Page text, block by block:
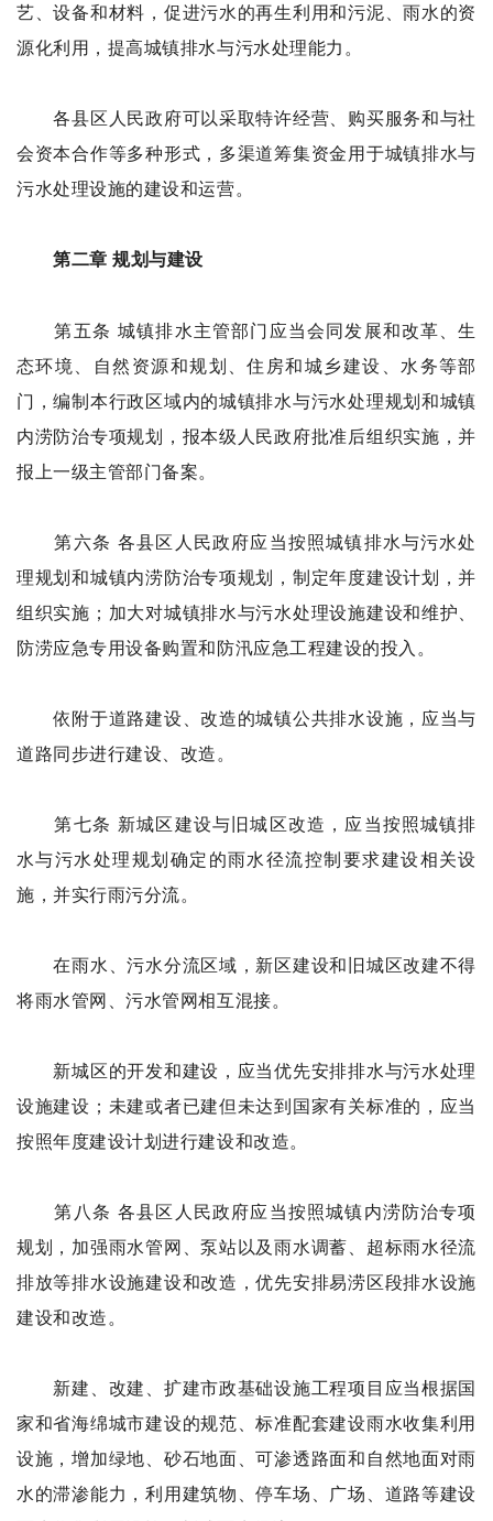
艺、设备和材料，促进污水的再生利用和污泥、雨水的资
源化利用，提高城镇排水与污水处理能力。
各县区人民政府可以采取特许经营、购买服务和与社
会资本合作等多种形式，多渠道筹集资金用于城镇排水与
污水处理设施的建设和运营。
第二章 规划与建设
第五条 城镇排水主管部门应当会同发展和改革、生
态环境、自然资源和规划、住房和城乡建设、水务等部
门，编制本行政区域内的城镇排水与污水处理规划和城镇
内涝防治专项规划，报本级人民政府批准后组织实施，并
报上一级主管部门备案。
第六条 各县区人民政府应当按照城镇排水与污水处
理规划和城镇内涝防治专项规划，制定年度建设计划，并
组织实施；加大对城镇排水与污水处理设施建设和维护、
防涝应急专用设备购置和防汛应急工程建设的投入。
依附于道路建设、改造的城镇公共排水设施，应当与
道路同步进行建设、改造。
第七条 新城区建设与旧城区改造，应当按照城镇排
水与污水处理规划确定的雨水径流控制要求建设相关设
施，并实行雨污分流。
在雨水、污水分流区域，新区建设和旧城区改建不得
将雨水管网、污水管网相互混接。
新城区的开发和建设，应当优先安排排水与污水处理
设施建设；未建或者已建但未达到国家有关标准的，应当
按照年度建设计划进行建设和改造。
第八条 各县区人民政府应当按照城镇内涝防治专项
规划，加强雨水管网、泵站以及雨水调蓄、超标雨水径流
排放等排水设施建设和改造，优先安排易涝区段排水设施
建设和改造。
新建、改建、扩建市政基础设施工程项目应当根据国
家和省海绵城市建设的规范、标准配套建设雨水收集利用
设施，增加绿地、砂石地面、可渗透路面和自然地面对雨
水的滞渗能力，利用建筑物、停车场、广场、道路等建设